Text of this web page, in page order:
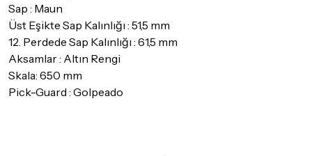
Sap : Maun
Üst Eşikte Sap Kalınlığı : 51,5 mm
12. Perdede Sap Kalınlığı : 61,5 mm
Aksamlar : Altın Rengi
Skala: 650 mm
Pick-Guard : Golpeado